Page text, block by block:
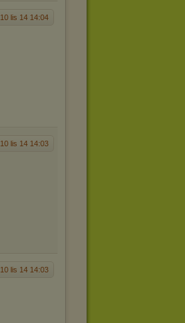
10 lis 14 14:04
10 lis 14 14:03
10 lis 14 14:03